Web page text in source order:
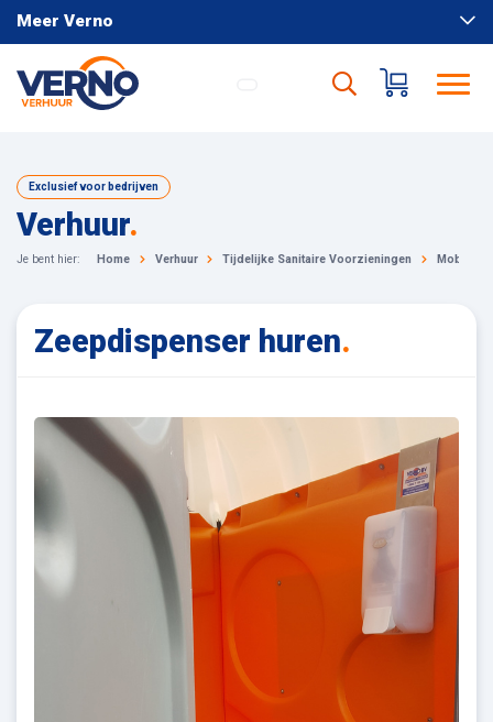
Meer Verno
Exclusief voor bedrijven
Verhuur.
Je bent hier: Home Verhuur Tijdelijke Sanitaire Voorzieningen Mobiele
Zeepdispenser huren.